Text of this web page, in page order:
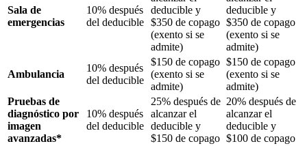
Sala de
emergencias
10% después
del deducible
deducible y
$350 de copago
(exento si se
admite)
deducible y
$350 de copago
(exento si se
admite)
Ambulancia
10% después
del deducible
$150 de copago
(exento si se
admite)
$150 de copago
(exento si se
admite)
Pruebas de
diagnóstico por
imagen
avanzadas*
10% después
del deducible
25% después de
alcanzar el
deducible y
$150 de copago
20% después de
alcanzar el
deducible y
$100 de copago